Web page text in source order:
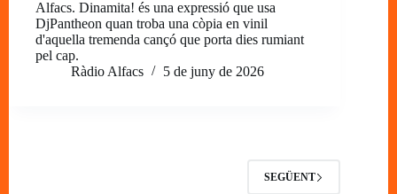
Alfacs. Dinamita! és una expressió que usa
DjPantheon quan troba una còpia en vinil
d'aquella tremenda cançó que porta dies rumiant
pel cap.
Ràdio Alfacs
5 de juny de 2026
SEGÜENT